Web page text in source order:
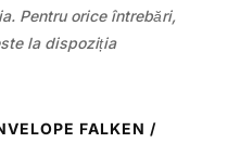
Pentru orice întrebări,
la dispoziția
FALKEN /